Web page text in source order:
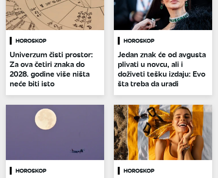
HOROSKOP
Univerzum čisti prostor:
Za ova četiri znaka do
2028. godine više ništa
neće biti isto
HOROSKOP
Jedan znak će od avgusta
plivati u novcu, ali i
doživeti tešku izdaju: Evo
šta treba da uradi
HOROSKOP HOROSKOP